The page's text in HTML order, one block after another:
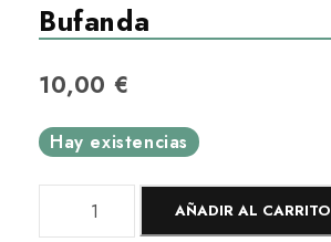
Bufanda
10,00 €
Hay existencias
u
AÑADIR AL CARRITO